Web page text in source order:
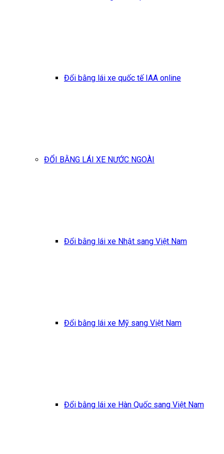
Đổi bằng lái xe quốc tế IAA online
ĐỔI BẰNG LÁI XE NƯỚC NGOÀI
Đổi bằng lái xe Nhật sang Việt Nam
Đổi bằng lái xe Mỹ sang Việt Nam
Đổi bằng lái xe Hàn Quốc sang Việt Nam